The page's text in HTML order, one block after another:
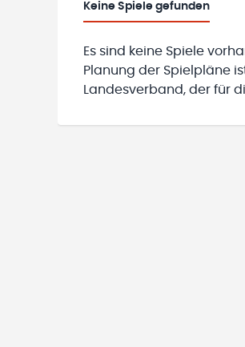
Keine Spiele gefunden
Es sind keine Spiele
Planung der Spielpläne
Landesverband, der für